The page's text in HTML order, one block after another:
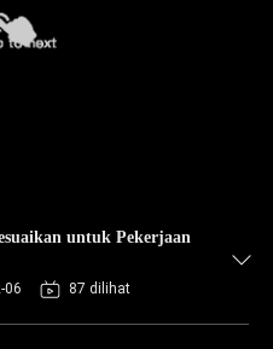
untuk Pekerjaan
06 87 dilihat